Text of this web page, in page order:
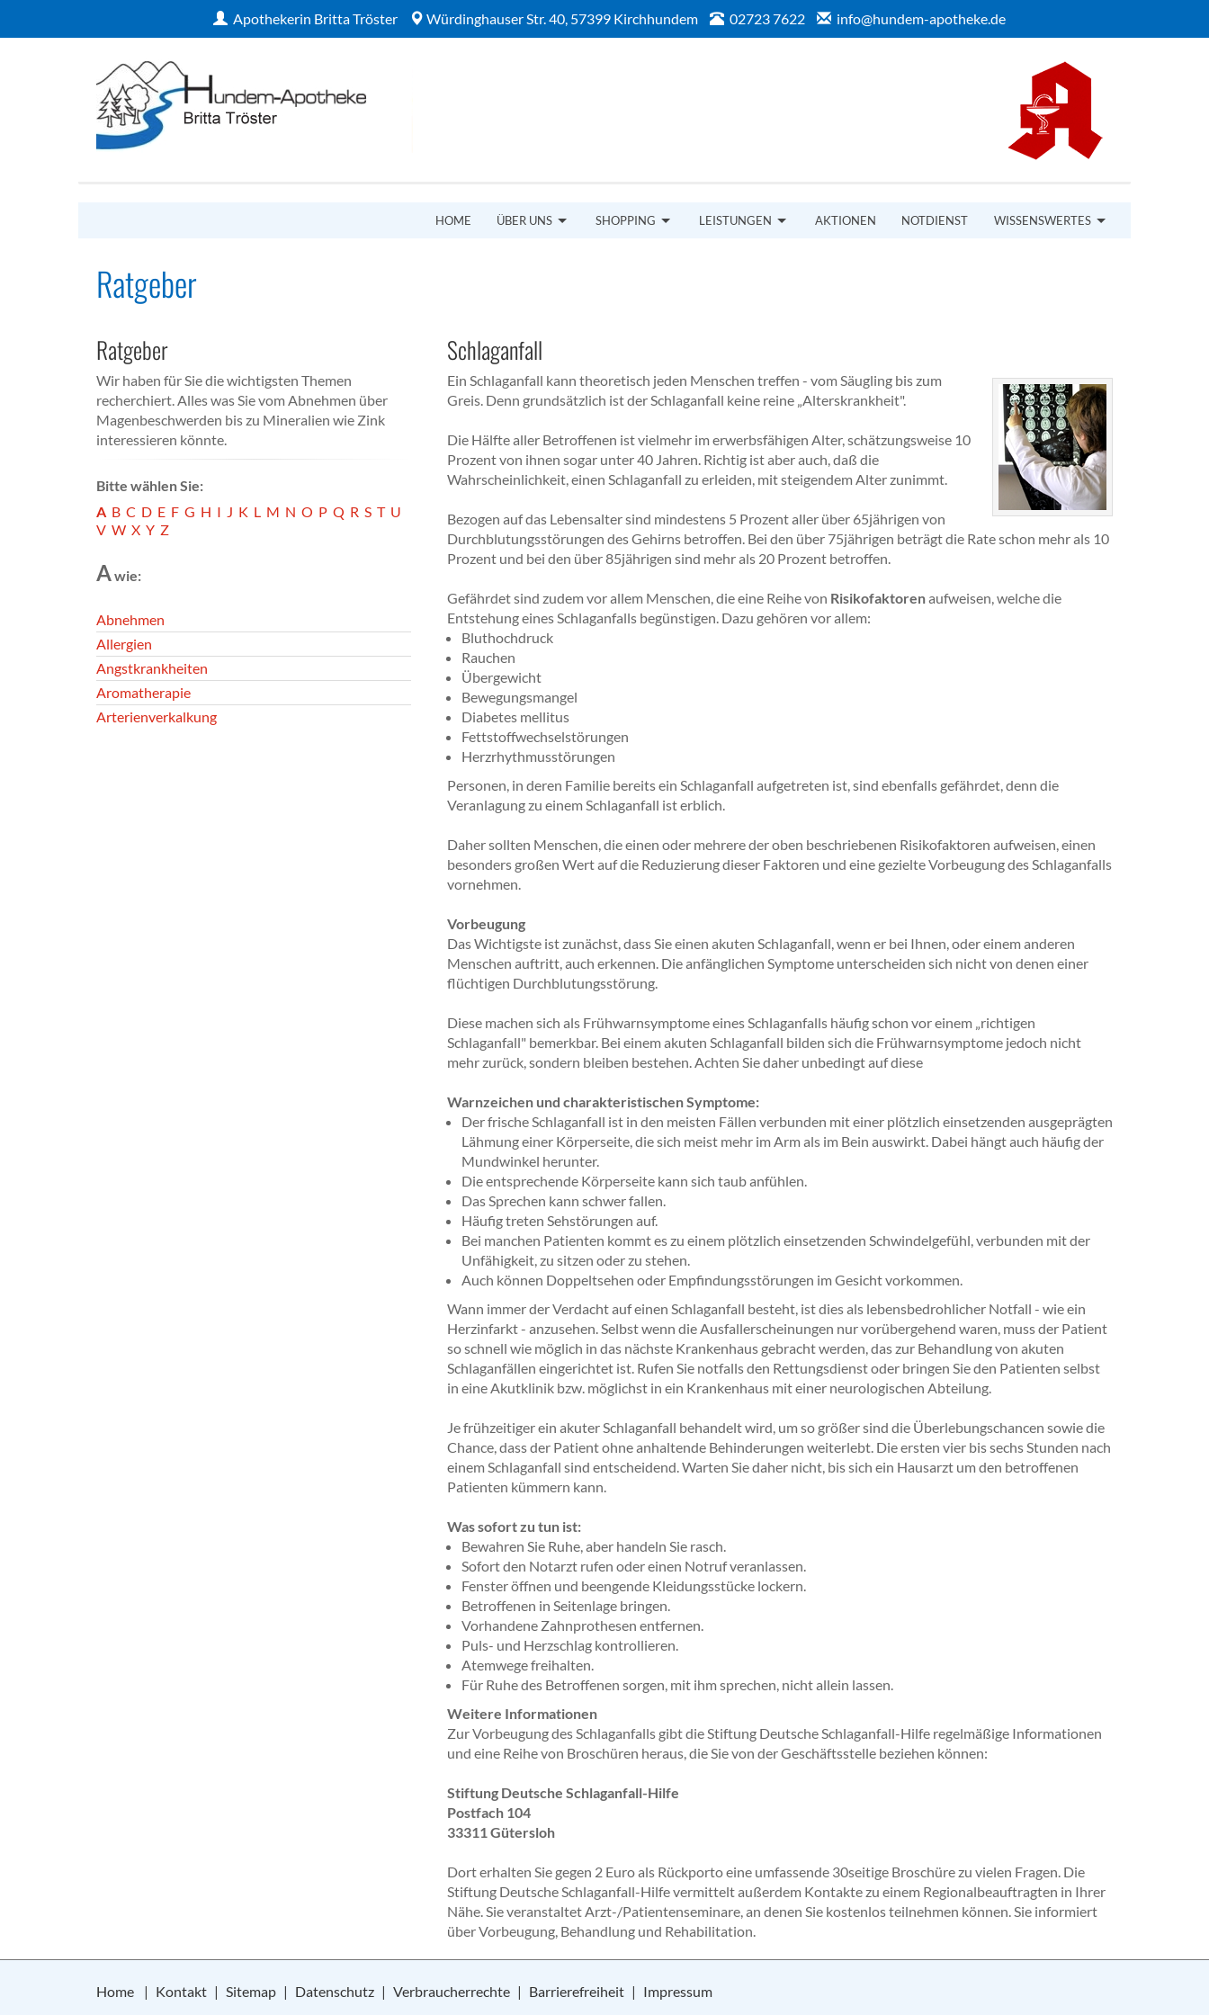
Apothekerin Britta Tröster Würdinghauser Str. 40, 57399 Kirchhundem 02723 7622 info@hundem-apotheke.de
HOME ÜBER UNS SHOPPING LEISTUNGEN AKTIONEN NOTDIENST WISSENSWERTES
Ratgeber
Ratgeber
Wir haben für Sie die wichtigsten Themen
recherchiert. Alles was Sie vom Abnehmen über
Magenbeschwerden bis zu Mineralien wie Zink
interessieren könnte.
Bitte wählen Sie:
A B C D E F G H I J K L M N O P Q R S T U
V W X Y Z
Awie:
Abnehmen
Allergien
Angstkrankheiten
Aromatherapie
Arterienverkalkung
Schlaganfall
Ein Schlaganfall kann theoretisch jeden Menschen treffen - vom Säugling bis zum
Greis. Denn grundsätzlich ist der Schlaganfall keine reine „Alterskrankheit".
Die Hälfte aller Betroffenen ist vielmehr im erwerbsfähigen Alter, schätzungsweise 10
Prozent von ihnen sogar unter 40 Jahren. Richtig ist aber auch, daß die
Wahrscheinlichkeit, einen Schlaganfall zu erleiden, mit steigendem Alter zunimmt.
Bezogen auf das Lebensalter sind mindestens 5 Prozent aller über 65jährigen von
Durchblutungsstörungen des Gehirns betroffen. Bei den über 75jährigen beträgt die Rate schon mehr als 10
Prozent und bei den über 85jährigen sind mehr als 20 Prozent betroffen.
Gefährdet sind zudem vor allem Menschen, die eine Reihe von Risikofaktorenaufweisen, welche die
Entstehung eines Schlaganfalls begünstigen. Dazu gehören vor allem:
Bluthochdruck
Rauchen
Übergewicht
Bewegungsmangel
Diabetes mellitus
Fettstoffwechselstörungen
Herzrhythmusstörungen
Personen, in deren Familie bereits ein Schlaganfall aufgetreten ist, sind ebenfalls gefährdet, denn die
Veranlagung zu einem Schlaganfall ist erblich.
Daher sollten Menschen, die einen oder mehrere der oben beschriebenen Risikofaktoren aufweisen, einen
besonders großen Wert auf die Reduzierung dieser Faktoren und eine gezielte Vorbeugung des Schlaganfalls
vornehmen.
Vorbeugung
Das Wichtigste ist zunächst, dass Sie einen akuten Schlaganfall, wenn er bei Ihnen, oder einem anderen
Menschen auftritt, auch erkennen. Die anfänglichen Symptome unterscheiden sich nicht von denen einer
flüchtigen Durchblutungsstörung.
Diese machen sich als Frühwarnsymptome eines Schlaganfalls häufig schon vor einem „richtigen
Schlaganfall" bemerkbar. Bei einem akuten Schlaganfall bilden sich die Frühwarnsymptome jedoch nicht
mehr zurück, sondern bleiben bestehen. Achten Sie daher unbedingt auf diese
Warnzeichen und charakteristischen Symptome:
Der frische Schlaganfall ist in den meisten Fällen verbunden mit einer plötzlich einsetzenden ausgeprägten
Lähmung einer Körperseite, die sich meist mehr im Arm als im Bein auswirkt. Dabei hängt auch häufig der
Mundwinkel herunter.
Die entsprechende Körperseite kann sich taub anfühlen.
Das Sprechen kann schwer fallen.
Häufig treten Sehstörungen auf.
Bei manchen Patienten kommt es zu einem plötzlich einsetzenden Schwindelgefühl, verbunden mit der
Unfähigkeit, zu sitzen oder zu stehen.
Auch können Doppeltsehen oder Empfindungsstörungen im Gesicht vorkommen.
Wann immer der Verdacht auf einen Schlaganfall besteht, ist dies als lebensbedrohlicher Notfall - wie ein
Herzinfarkt - anzusehen. Selbst wenn die Ausfallerscheinungen nur vorübergehend waren, muss der Patient
so schnell wie möglich in das nächste Krankenhaus gebracht werden, das zur Behandlung von akuten
Schlaganfällen eingerichtet ist. Rufen Sie notfalls den Rettungsdienst oder bringen Sie den Patienten selbst
in eine Akutklinik bzw. möglichst in ein Krankenhaus mit einer neurologischen Abteilung.
Je frühzeitiger ein akuter Schlaganfall behandelt wird, um so größer sind die Überlebungschancen sowie die
Chance, dass der Patient ohne anhaltende Behinderungen weiterlebt. Die ersten vier bis sechs Stunden nach
einem Schlaganfall sind entscheidend. Warten Sie daher nicht, bis sich ein Hausarzt um den betroffenen
Patienten kümmern kann.
Was sofort zu tun ist:
Bewahren Sie Ruhe, aber handeln Sie rasch.
Sofort den Notarzt rufen oder einen Notruf veranlassen.
Fenster öffnen und beengende Kleidungsstücke lockern.
Betroffenen in Seitenlage bringen.
Vorhandene Zahnprothesen entfernen.
Puls- und Herzschlag kontrollieren.
Atemwege freihalten.
Für Ruhe des Betroffenen sorgen, mit ihm sprechen, nicht allein lassen.
Weitere Informationen
Zur Vorbeugung des Schlaganfalls gibt die Stiftung Deutsche Schlaganfall-Hilfe regelmäßige Informationen
und eine Reihe von Broschüren heraus, die Sie von der Geschäftsstelle beziehen können:
Stiftung Deutsche Schlaganfall-Hilfe
Postfach 104
33311 Gütersloh
Dort erhalten Sie gegen 2 Euro als Rückporto eine umfassende 30seitige Broschüre zu vielen Fragen. Die
Stiftung Deutsche Schlaganfall-Hilfe vermittelt außerdem Kontakte zu einem Regionalbeauftragten in Ihrer
Nähe. Sie veranstaltet Arzt-/Patientenseminare, an denen Sie kostenlos teilnehmen können. Sie informiert
über Vorbeugung, Behandlung und Rehabilitation.
Home Kontakt Sitemap Datenschutz Verbraucherrechte Barrierefreiheit Impressum